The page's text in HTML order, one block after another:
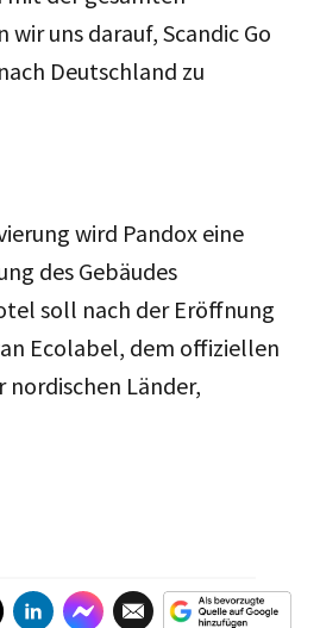
uns darauf, Scandic Go
Deutschland zu
wird Pandox eine
des Gebäudes
soll nach der Eröffnung
Ecolabel, dem offiziellen
Länder,